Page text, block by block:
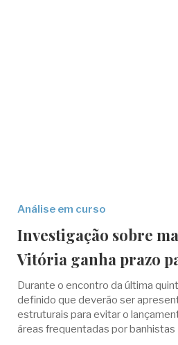
Análise em curso
Investigação sobre
Vitória ganha prazo
Durante o encontro da última
definido que deverão ser
estruturais para evitar o
áreas frequentadas por banhistas